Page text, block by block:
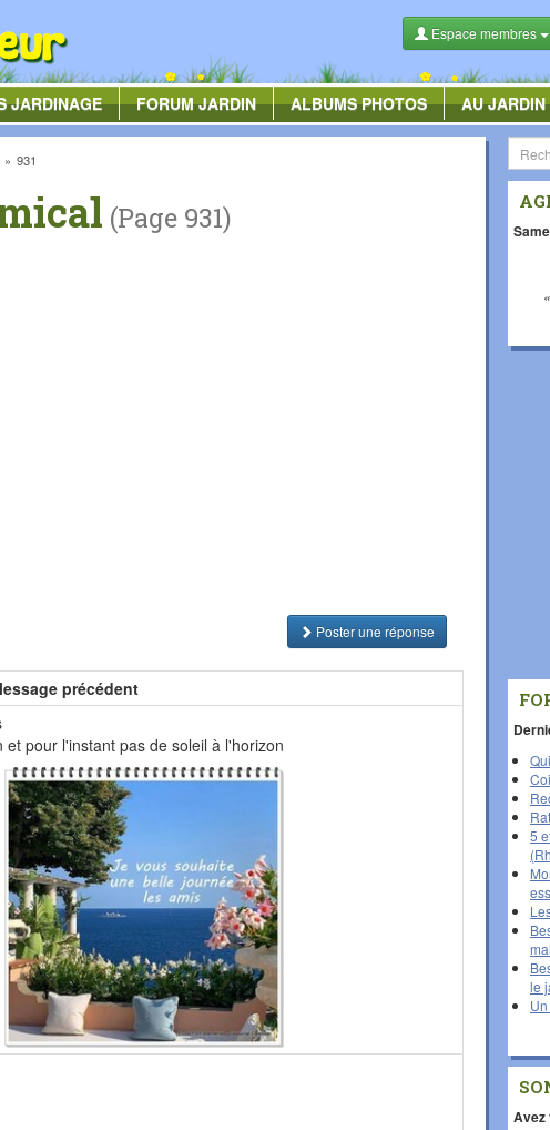
Espace membres
JARDINAGE FORUMJARDIN ALBUMSPHOTOS AU JARDIN
931
(Page 931)
Poster une réponse
précédent
et pour l'instant pas de soleil à l'horizon
5
le
Avez